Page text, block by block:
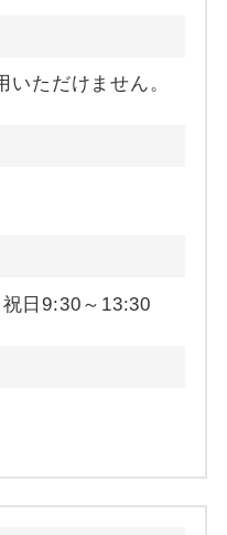
ただけません。
日9:30～13:30